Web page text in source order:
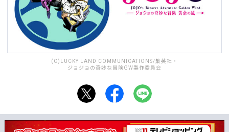
(C)LUCKY LAND COMMUNICATIONS/集英社・
ジョジョの奇妙な冒険GW製作委員会